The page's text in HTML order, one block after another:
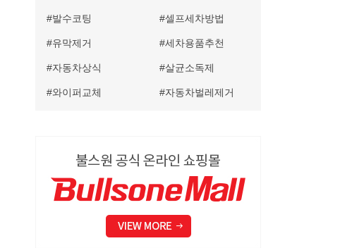
발수코팅 셀프세차방법
유막제거 세차용품추천
자동차상식 살균소독제
와이퍼교체 자동차벌레제거